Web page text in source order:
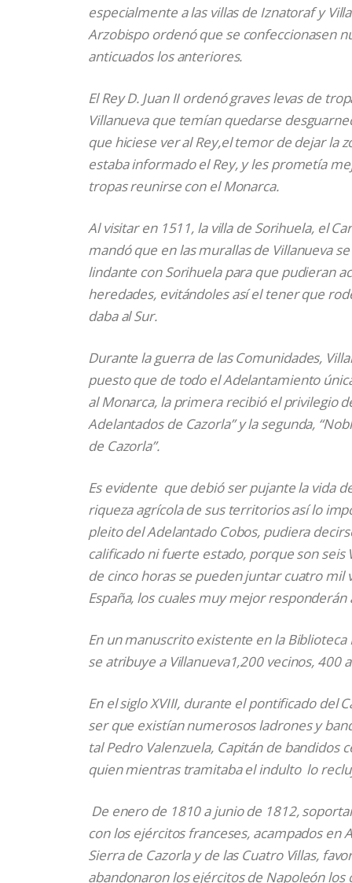
especialmente a las villas de Iznatoraf y
Arzobispo ordenó que se confeccionasen
anticuados los anteriores.
El Rey D. Juan II ordenó graves levas de
Villanueva que temían quedarse
que hiciese ver al Rey,el temor de dejar la
estaba informado el Rey, y les prometía
tropas reunirse con el Monarca.
Al visitar en 1511, la villa de Sorihuela, el
mandó que en las murallas de Villanueva
lindante con Sorihuela para que pudieran
heredades, evitándoles así el tener que
daba al Sur.
Durante la guerra de las Comunidades,
puesto que de todo el Adelantamiento
al Monarca, la primera recibió el privilegio
Adelantados de Cazorla” y la segunda,
de Cazorla”.
Es evidente que debió ser pujante la vida
riqueza agrícola de sus territorios así lo
pleito del Adelantado Cobos, pudiera
calificado ni fuerte estado, porque son
de cinco horas se pueden juntar cuatro mil
España, los cuales muy mejor
En un manuscrito existente en la
se atribuye a Villanueva1,200 vecinos, 400
En el siglo XVIII, durante el pontificado del
ser que existían numerosos ladrones y
tal Pedro Valenzuela, Capitán de bandidos
quien mientras tramitaba el indulto lo
De enero de 1810 a junio de 1812,
con los ejércitos franceses, acampados en
Sierra de Cazorla y de las Cuatro Villas,
abandonaron los ejércitos de Napoleón